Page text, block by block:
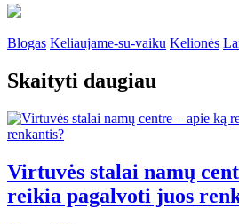
Blogas Keliaujame-su-vaiku Kelionės
Skaityti daugiau
Virtuvės stalai namų
reikia pagalvoti juos